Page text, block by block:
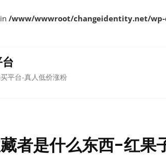
/www/wwwroot/changeidentity.net/wp-
平台-真人低价涨粉
者是什么东西-红果